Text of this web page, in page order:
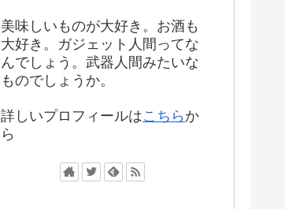
美味しいものが大好き。お酒も
大好き。ガジェット人間ってな
んでしょう。武器人間みたいな
ものでしょうか。
詳しいプロフィールはこちら か
ら